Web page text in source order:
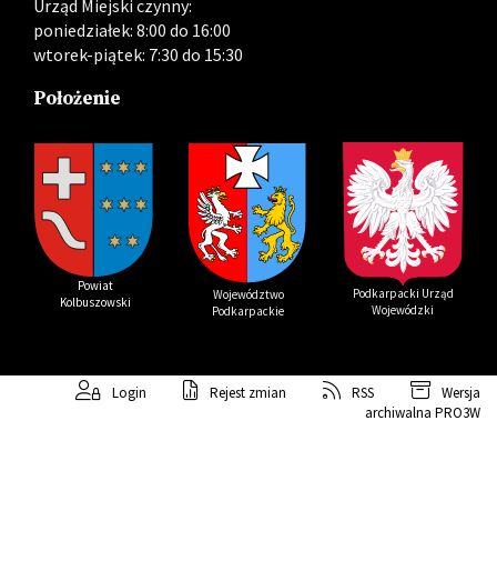
Urząd Miejski czynny:
poniedziałek: 8:00 do 16:00
wtorek-piątek: 7:30 do 15:30
Położenie
Powiat
Kolbuszowski
Województwo
Podkarpackie
Podkarpacki Urząd
Wojewódzki
Login Rejest zmian RSS
Wersja
archiwalna PRO3W